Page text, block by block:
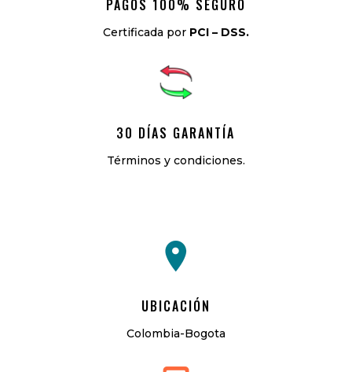
PAGOS 100% SEGURO
Certificada por PCI – DSS.
30 DÍAS GARANTÍA
Términos y condiciones.
UBICACIÓN
Colombia-Bogota